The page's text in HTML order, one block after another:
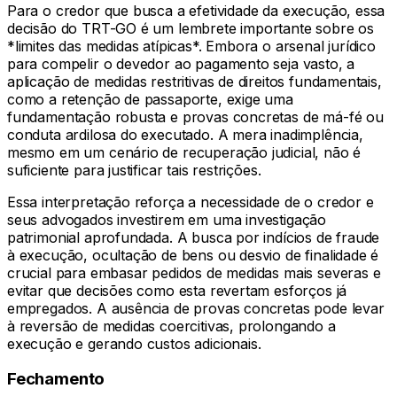
Para o credor que busca a efetividade da execução, essa
decisão do TRT-GO é um lembrete importante sobre os
*limites das medidas atípicas*. Embora o arsenal jurídico
para compelir o devedor ao pagamento seja vasto, a
aplicação de medidas restritivas de direitos fundamentais,
como a retenção de passaporte, exige uma
fundamentação robusta e provas concretas de má-fé ou
conduta ardilosa do executado. A mera inadimplência,
mesmo em um cenário de recuperação judicial, não é
suficiente para justificar tais restrições.
Essa interpretação reforça a necessidade de o credor e
seus advogados investirem em uma investigação
patrimonial aprofundada. A busca por indícios de fraude
à execução, ocultação de bens ou desvio de finalidade é
crucial para embasar pedidos de medidas mais severas e
evitar que decisões como esta revertam esforços já
empregados. A ausência de provas concretas pode levar
à reversão de medidas coercitivas, prolongando a
execução e gerando custos adicionais.
Fechamento